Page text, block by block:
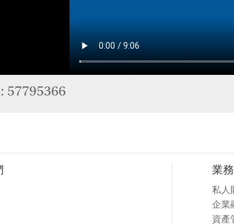
57795366
業
私人
企業
資產